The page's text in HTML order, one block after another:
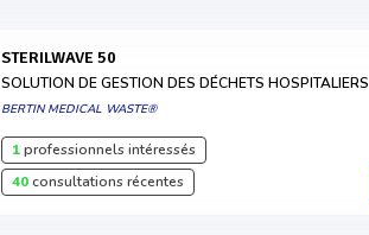
STERILWAVE 50
SOLUTION DE GESTION DES DÉCHETS HOSPITALIERS
BERTIN MEDICAL WASTE®
1professionnels intéressés
40consultations récentes